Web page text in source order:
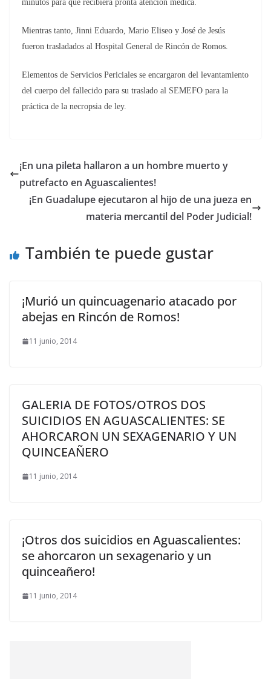
minutos para que recibiera pronta atención médica.
Mientras tanto, Jinni Eduardo, Mario Eliseo y José de Jesús
fueron trasladados al Hospital General de Rincón de Romos.
Elementos de Servicios Periciales se encargaron del levantamiento
del cuerpo del fallecido para su traslado al SEMEFO para la
práctica de la necropsia de ley.
¡En una pileta hallaron a un hombre muerto y
putrefacto en Aguascalientes!
¡En Guadalupe ejecutaron al hijo de una jueza en
materia mercantil del Poder Judicial!
También te puede gustar
¡Murió un quincuagenario atacado por
abejas en Rincón de Romos!
11 junio, 2014
GALERIA DE FOTOS/OTROS DOS
SUICIDIOS EN AGUASCALIENTES: SE
AHORCARON UN SEXAGENARIO Y UN
QUINCEAÑERO
11 junio, 2014
¡Otros dos suicidios en Aguascalientes:
se ahorcaron un sexagenario y un
quinceañero!
11 junio, 2014